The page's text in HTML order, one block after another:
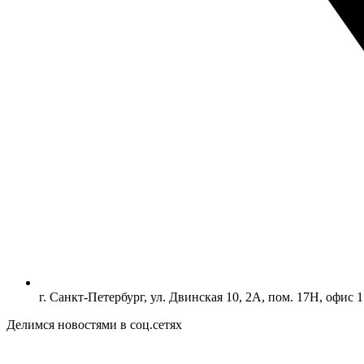
г. Санкт-Петербург, ул. Двинская 10, 2А, пом. 17Н, офис
Делимся новостями в соц.сетях